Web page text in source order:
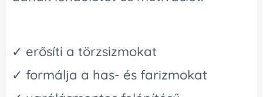
✓ erősíti a törzsizmokat
✓ formálja a has- és farizmokat